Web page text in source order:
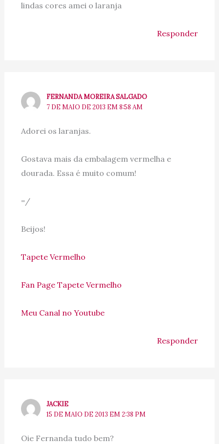
lindas cores amei o laranja
Responder
FERNANDA MOREIRA SALGADO
7 DE MAIO DE 2013 EM 8:58 AM
Adorei os laranjas.
Gostava mais da embalagem vermelha e
dourada. Essa é muito comum!
=/
Beijos!
Tapete Vermelho
Fan Page Tapete Vermelho
Meu Canal no Youtube
Responder
JACKIE
15 DE MAIO DE 2013 EM 2:38 PM
Oie Fernanda tudo bem?